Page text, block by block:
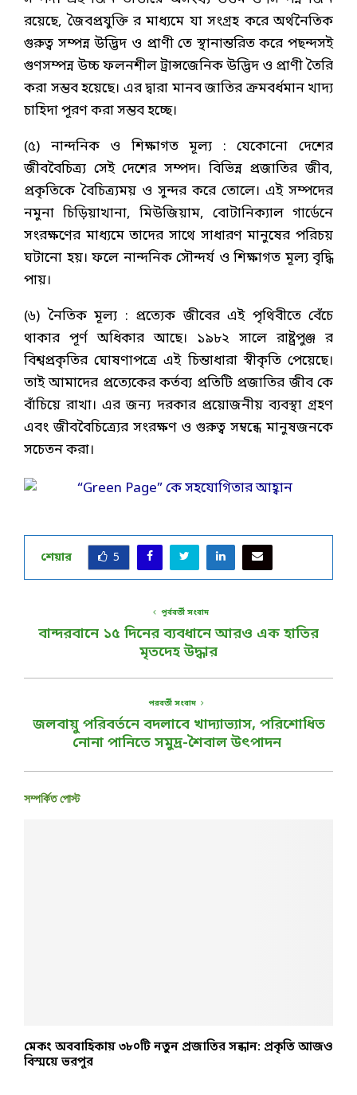
রয়েছে, জৈবপ্রযুক্তি র মাধ্যমে যা সংগ্রহ করে অর্থনৈতিক
গুরুত্ব সম্পন্ন উদ্ভিদ ও প্রাণী তে স্থানান্তরিত করে পছন্দসই
গুণসম্পন্ন উচ্চ ফলনশীল ট্রান্সজেনিক উদ্ভিদ ও প্রাণী তৈরি
করা সম্ভব হয়েছে। এর দ্বারা মানব জাতির ক্রমবর্ধমান খাদ্য
চাহিদা পূরণ করা সম্ভব হচ্ছে।
(৫) নান্দনিক ও শিক্ষাগত মূল্য : যেকোনো দেশের
জীববৈচিত্র্য সেই দেশের সম্পদ। বিভিন্ন প্রজাতির জীব,
প্রকৃতিকে বৈচিত্র্যময় ও সুন্দর করে তোলে। এই সম্পদের
নমুনা চিড়িয়াখানা, মিউজিয়াম, বোটানিক্যাল গার্ডেনে
সংরক্ষণের মাধ্যমে তাদের সাথে সাধারণ মানুষের পরিচয়
ঘটানো হয়। ফলে নান্দনিক সৌন্দর্য ও শিক্ষাগত মূল্য বৃদ্ধি
পায়।
(৬) নৈতিক মূল্য : প্রত্যেক জীবের এই পৃথিবীতে বেঁচে
থাকার পূর্ণ অধিকার আছে। ১৯৮২ সালে রাষ্ট্রপুঞ্জ র
বিশ্বপ্রকৃতির ঘোষণাপত্রে এই চিন্তাধারা স্বীকৃতি পেয়েছে।
তাই আমাদের প্রত্যেকের কর্তব্য প্রতিটি প্রজাতির জীব কে
বাঁচিয়ে রাখা। এর জন্য দরকার প্রয়োজনীয় ব্যবস্থা গ্রহণ
এবং জীববৈচিত্র্যের সংরক্ষণ ও গুরুত্ব সম্বন্ধে মানুষজনকে
সচেতন করা।
শেয়ার 5
পূর্ববর্তী সংবাদ
বান্দরবানে ১৫ দিনের ব্যবধানে আরও এক হাতির
মৃতদেহ উদ্ধার
পরবর্তী সংবাদ
জলবায়ু পরিবর্তনে বদলাবে খাদ্যাভ্যাস, পরিশোধিত
নোনা পানিতে সমুদ্র-শৈবাল উৎপাদন
সম্পর্কিত পোস্ট
মেকং অববাহিকায় ৩৮০টি নতুন প্রজাতির সন্ধান: প্রকৃতি আজও
বিস্ময়ে ভরপুর